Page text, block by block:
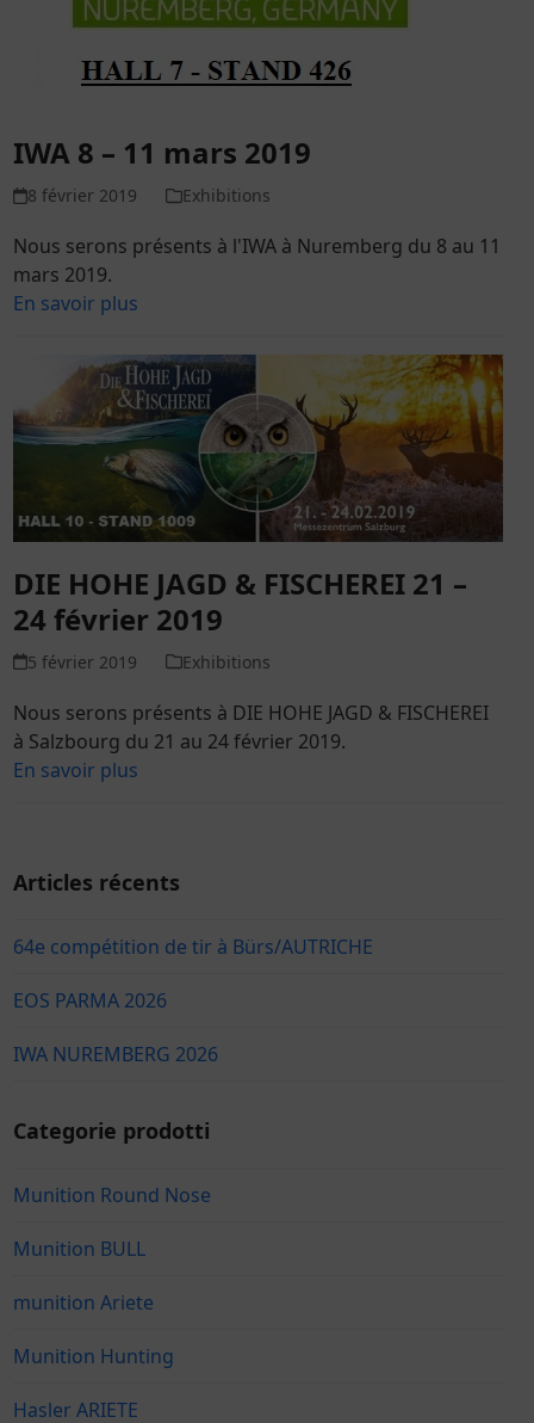
IWA 8 – 11 mars 2019
8 février 2019 Exhibitions
Nous serons présents à l'IWA à Nuremberg du 8 au 11
mars 2019.
En savoir plus
DIE HOHE JAGD & FISCHEREI 21 –
24 février 2019
5 février 2019 Exhibitions
Nous serons présents à DIE HOHE JAGD & FISCHEREI
à Salzbourg du 21 au 24 février 2019.
En savoir plus
Articles récents
64e compétition de tir à Bürs/AUTRICHE
EOS PARMA 2026
IWA NUREMBERG 2026
Categorie prodotti
Munition Round Nose
Munition BULL
munition Ariete
Munition Hunting
Hasler ARIETE